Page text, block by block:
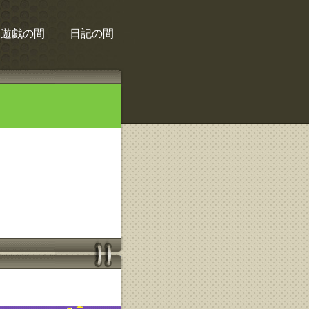
遊戯の間 日記の間